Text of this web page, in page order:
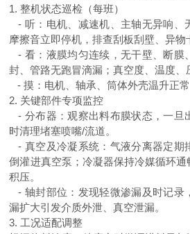
1. 整机状态巡检（每班）
- 听：电机、减速机、主轴无异响、
摩擦音立即停机，排查刮板刮壁、异物
- 看：液膜均匀连续，无干壁、断膜
封、管路无跑冒滴漏；真空度、温度、
- 摸：电机、轴承、筒体外壳温升正常
2. 关键部件专项监控
- 分布器：观察出料布膜状态，一旦
时清理堵塞喷嘴/流道。
- 真空及冷凝系统：气液分离器定期
倒灌进真空泵；冷凝器保持冷媒循环
积压。
- 轴封部位：发现轻微渗漏及时记录
漏扩大引发介质外泄、真空泄漏。
3. 工况适配调整